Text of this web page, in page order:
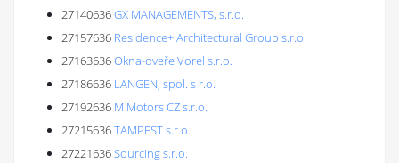
27140636GX MANAGEMENTS, s.r.o.
27157636 Residence+ Architectural Group s.r.o.
27163636Okna-dveře Vorel s.r.o.
27186636 LANGEN, spol. s r.o.
27192636 M Motors CZ s.r.o.
27215636TAMPEST s.r.o.
27221636Sourcing s.r.o.